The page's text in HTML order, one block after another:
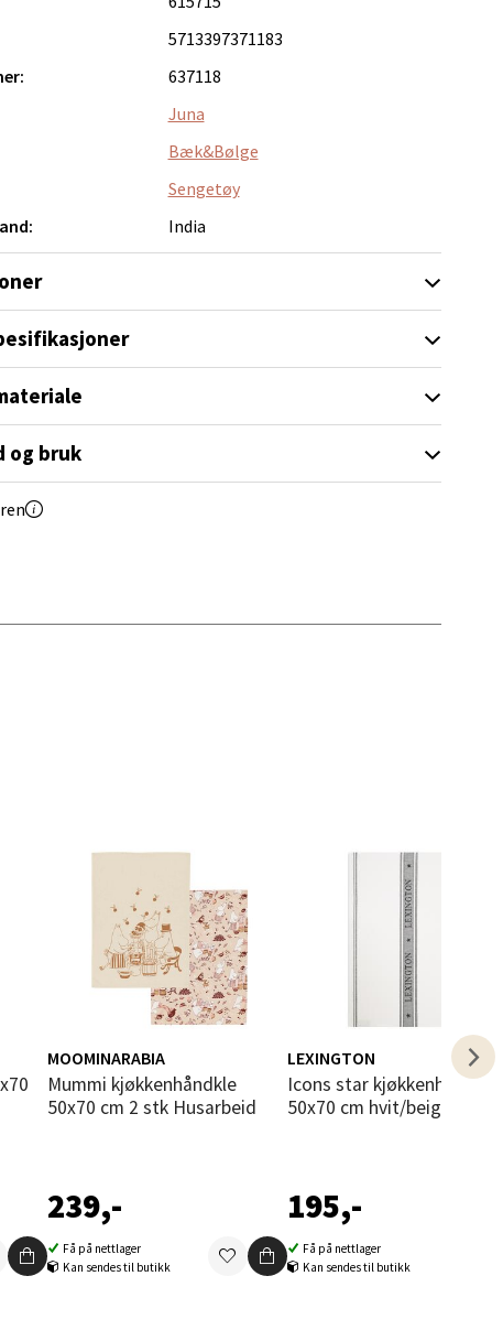
5713397371183
637118
Juna
Bæk&Bølge
Sengetøy
India
og bruk
MOOMINARABIA
Mummi kjøkkenhåndkle
50x70 cm 2 stk Husarbeid
239,-
Få på nettlager
Kan sendes til butikk
LEXINGTON
Icons star kjøkkenhåndkle
50x70 cm hvit/beige
195,-
Få på nettlager
Kan sendes til butikk